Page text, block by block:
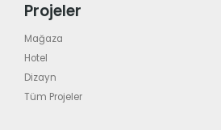
Projeler
Mağaza
Hotel
Dizayn
Tüm Projeler